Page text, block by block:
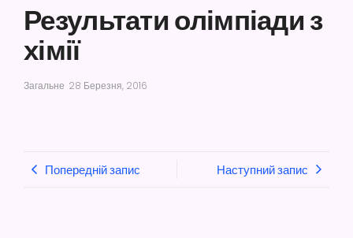
Результати олімпіади з
хімії
Загальне 28 Березня, 2016
Попередній запис Наступний запис